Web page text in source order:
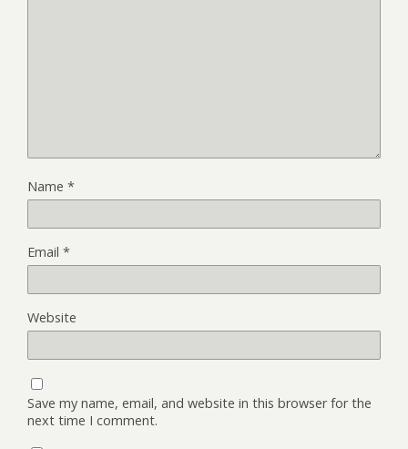
Name *
Email *
Website
Save my name, email, and website in this browser for the
next time I comment.